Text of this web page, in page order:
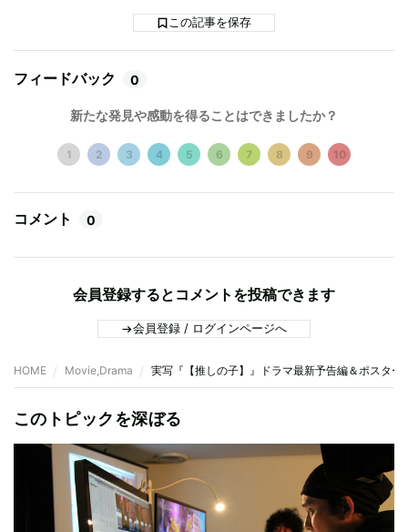
この記事を保存
フィードバック 0
新たな発見や感動を得ることはできましたか？
1 2 3 4 5 6 7 8 9 10
コメント 0
会員登録するとコメントを投稿できます
会員登録 / ログインページへ
HOME Movie,Drama 実写『【推しの子】』ドラマ最新予告編＆ポスタ
このトピックを深ぼる